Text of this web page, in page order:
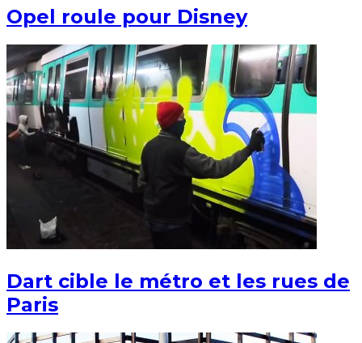
Opel roule pour Disney
Dart cible le métro et les rues de
Paris